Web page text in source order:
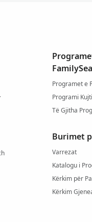
Programet e
Programi
Të Gjitha
Burimet
Varrezat
Katalogu i
Kërkim për
Kërkim